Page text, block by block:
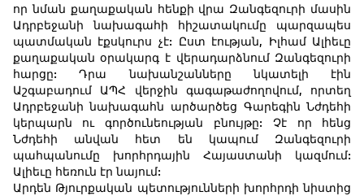
որ նման քաղաքական հենքի վրա Զանգեզուրի մասին
Ադրբեջանի նախագահի հիշատակումը պարզապես
պատմական էքսկուրս չէ: Ըստ էության, Իլհամ Ալիեւը
քաղաքական օրակարգ է վերադարձնում Զանգեզուրի
հարցը: Դրա նախանշանները նկատելի էին
Աշգաբադում ԱՊՀ վերջին գագաթաժողովում, որտեղ
Ադրբեջանի նախագահն արծարծեց Գարեգին Նժդեհի
կերպարն ու գործունեության բնույթը: Չէ որ հենց
Նժդեհի անվան հետ են կապում Զանգեզուրի
պահպանումը խորհրդային Հայաստանի կազմում:
Ալիեւը հեռուն էր նայում:
Արդեն Թյուրքական պետությունների խորհրդի նիստից